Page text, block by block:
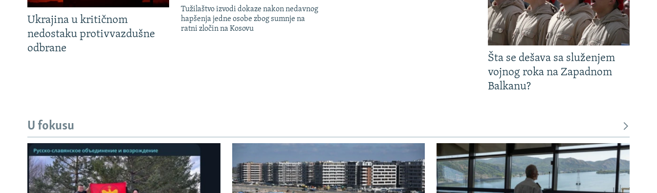
Ukrajina u kritičnom
nedostaku protivvazdušne
odbrane
Tužilaštvo izvodi dokaze nakon nedavnog
hapšenja jedne osobe zbog sumnje na
ratni zločin na Kosovu
Šta se dešava sa služenjem
vojnog roka na Zapadnom
Balkanu?
U fokusu